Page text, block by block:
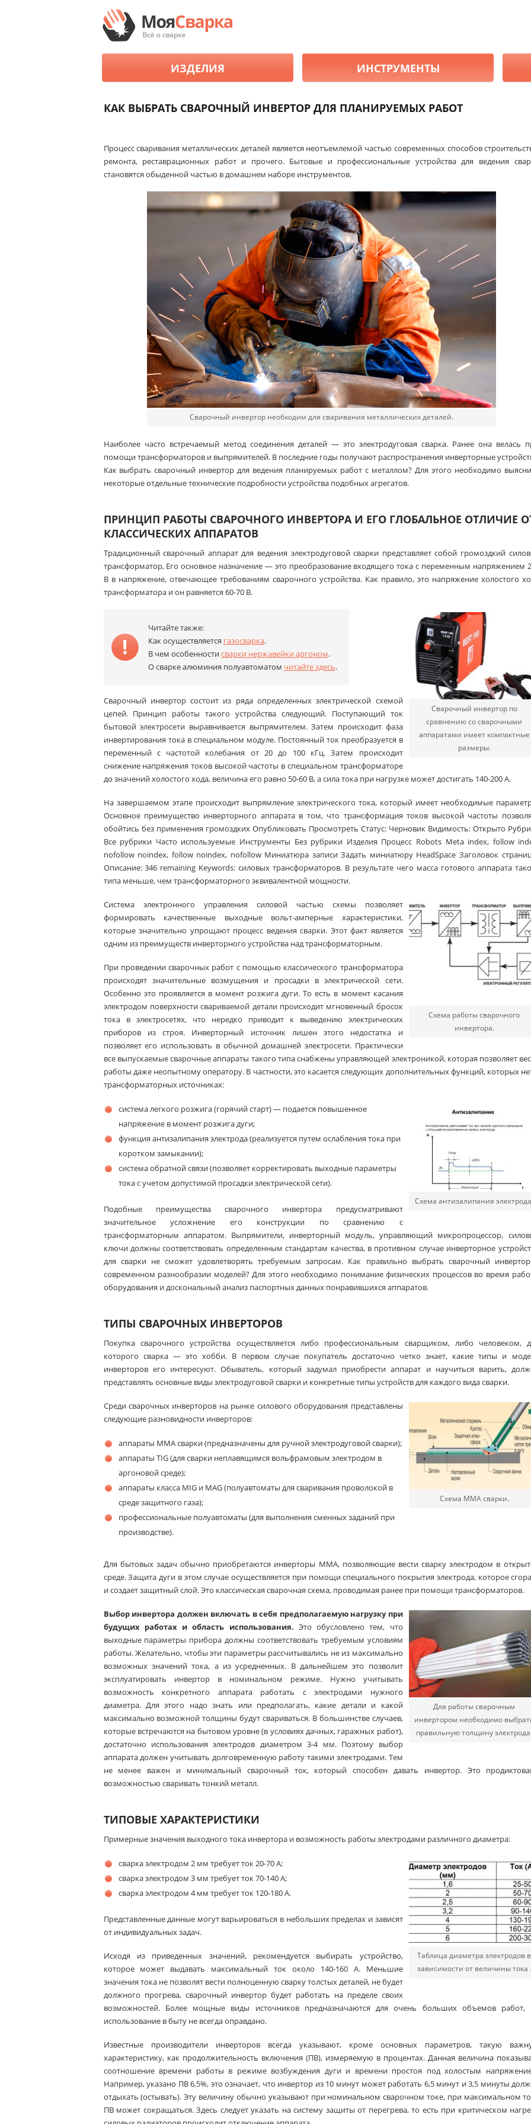
ИЗДЕЛИЯ ИНСТРУМЕНТЫ
КАК ВЫБРАТЬ СВАРОЧНЫЙ ИНВЕРТОР ДЛЯ ПЛАНИРУЕМЫХ РАБОТ
Процесс сваривания металлических деталей является неотъемлемой частью современных способов
ремонта, реставрационных работ и прочего. Бытовые и профессиональные устройства для ведения
становятся обыденной частью в домашнем наборе инструментов.
Сварочный инвертор необходим для сваривания металлических деталей.
Наиболее часто встречаемый метод соединения деталей — это электродуговая сварка. Ранее она велась
помощи трансформаторов и выпрямителей. В последние годы получают распространения инверторные
Как выбрать сварочный инвертор для ведения планируемых работ с металлом? Для этого необходимо
некоторые отдельные технические подробности устройства подобных агрегатов.
ПРИНЦИП РАБОТЫ СВАРОЧНОГО ИНВЕРТОРА И ЕГО ГЛОБАЛЬНОЕ ОТЛИЧИЕ
КЛАССИЧЕСКИХ АППАРАТОВ
Традиционный сварочный аппарат для ведения электродуговой сварки представляет собой громоздкий
трансформатор, Его основное назначение — это преобразование входящего тока с переменным напряжением
В в напряжение, отвечающее требованиям сварочного устройства. Как правило, это напряжение холостого
трансформатора и он равняется 60-70 В.
Читайте также:
Как осуществляется газосварка.
В чем особенностисварки нержавейки аргоном.
О сварке алюминия полуавтоматом читайте здесь.
Сварочный инвертор по
сравнению со сварочными
аппаратами имеет компактные
размеры.
Сварочный инвертор состоит из ряда определенных электрической схемой
цепей. Принцип работы такого устройства следующий. Поступающий ток
бытовой электросети выравнивается выпрямителем. Затем происходит фаза
инвертирования тока в специальном модуле. Постоянный ток преобразуется в
переменный с частотой колебания от 20 до 100 кГц. Затем происходит
снижение напряжения токов высокой частоты в специальном трансформаторе
до значений холостого хода, величина его равно 50-60 В, а сила тока при нагрузке может достигать 140-200 А.
На завершаемом этапе происходит выпрямление электрического тока, который имеет необходимые
Основное преимущество инверторного аппарата в том, что трансформация токов высокой частоты
обойтись без применения громоздких Опубликовать Просмотреть Статус: Черновик Видимость: Открыто
Все рубрики Часто используемые Инструменты Без рубрики Изделия Процесс Robots Meta index, follow
nofollow noindex, follow noindex, nofollow Миниатюра записи Задать миниатюру HeadSpace Заголовок
Описание: 346 remaining Keywords: силовых трансформаторов. В результате чего масса готового аппарата
типа меньше, чем трансформаторного эквивалентной мощности.
Схема работы сварочного
инвертора.
Система электронного управления силовой частью схемы позволяет
формировать качественные выходные вольт-амперные характеристики,
которые значительно упрощают процесс ведения сварки. Этот факт является
одним из преимуществ инверторного устройства над трансформаторным.
При проведении сварочных работ с помощью классического трансформатора
происходят значительные возмущения и просадки в электрической сети.
Особенно это проявляется в момент розжига дуги. То есть в момент касания
электродом поверхности свариваемой детали происходит мгновенный бросок
тока в электросетях, что нередко приводит к выведению электрических
приборов из строя. Инверторный источник лишен этого недостатка и
позволяет его использовать в обычной домашней электросети. Практически
все выпускаемые сварочные аппараты такого типа снабжены управляющей электроникой, которая позволяет
работы даже неопытному оператору. В частности, это касается следующих дополнительных функций, которых
трансформаторных источниках:
Схема антизалипания
система легкого розжига (горячий старт) — подается повышенное
напряжение в момент розжига дуги;
функция антизалипания электрода (реализуется путем ослабления тока при
коротком замыкании);
система обратной связи (позволяет корректировать выходные параметры
тока с учетом допустимой просадки электрической сети).
Подобные преимущества сварочного инвертора предусматривают
значительное усложнение его конструкции по сравнению с
трансформаторным аппаратом. Выпрямители, инверторный модуль, управляющий микропроцессор,
ключи должны соответствовать определенным стандартам качества, в противном случае инверторное
для сварки не сможет удовлетворять требуемым запросам. Как правильно выбрать сварочный
современном разнообразии моделей? Для этого необходимо понимание физических процессов во время
оборудования и доскональный анализ паспортных данных понравившихся аппаратов.
ТИПЫ СВАРОЧНЫХ ИНВЕРТОРОВ
Покупка сварочного устройства осуществляется либо профессиональным сварщиком, либо человеком,
которого сварка — это хобби. В первом случае покупатель достаточно четко знает, какие типы и
инверторов его интересуют. Обыватель, который задумал приобрести аппарат и научиться варить,
представлять основные виды электродуговой сварки и конкретные типы устройств для каждого вида сварки.
Схема MMA сварки.
Среди сварочных инверторов на рынке силового оборудования представлены
следующие разновидности инверторов:
аппараты ММА сварки (предназначены для ручной электродуговой сварки);
аппараты TIG (для сварки неплавящимся вольфрамовым электродом в
аргоновой среде);
аппараты класса MIG и MAG (полуавтоматы для сваривания проволокой в
среде защитного газа);
профессиональные полуавтоматы (для выполнения сменных заданий при
производстве).
Для бытовых задач обычно приобретаются инверторы ММА, позволяющие вести сварку электродом в
среде. Защита дуги в этом случае осуществляется при помощи специального покрытия электрода, которое
и создает защитный слой. Это классическая сварочная схема, проводимая ранее при помощи трансформаторов.
Для работы сварочным
инвертором необходимо
правильную толщину
Выбор инвертора должен включать в себя предполагаемую нагрузку при
будущих работах и область использования. Это обусловлено тем, что
выходные параметры прибора должны соответствовать требуемым условиям
работы. Желательно, чтобы эти параметры рассчитывались не из максимально
возможных значений тока, а из усредненных. В дальнейшем это позволит
эксплуатировать инвертор в номинальном режиме. Нужно учитывать
возможность конкретного аппарата работать с электродами нужного
диаметра. Для этого надо знать или предполагать, какие детали и какой
максимально возможной толщины будут свариваться. В большинстве случаев,
которые встречаются на бытовом уровне (в условиях дачных, гаражных работ),
достаточно использования электродов диаметром 3-4 мм. Поэтому выбор
аппарата должен учитывать долговременную работу такими электродами. Тем
не менее важен и минимальный сварочный ток, который способен давать инвертор. Это
возможностью сваривать тонкий металл.
ТИПОВЫЕ ХАРАКТЕРИСТИКИ
Примерные значения выходного тока инвертора и возможность работы электродами различного диаметра:
Таблица диаметра электродов в
зависимости от величины тока .
сварка электродом 2 мм требует ток 20-70 А;
сварка электродом 3 мм требует ток 70-140 А;
сварка электродом 4 мм требует ток 120-180 А.
Представленные данные могут варьироваться в небольших пределах и зависят
от индивидуальных задач.
Исходя из приведенных значений, рекомендуется выбирать устройство,
которое может выдавать максимальный ток около 140-160 А. Меньшие
значения тока не позволят вести полноценную сварку толстых деталей, не будет
должного прогрева, сварочный инвертор будет работать на пределе своих
возможностей. Более мощные виды источников предназначаются для очень больших объемов работ,
использование в быту не всегда оправдано.
Известные производители инверторов всегда указывают, кроме основных параметров, такую
характеристику, как продолжительность включения (ПВ), измеряемую в процентах. Данная величина
соотношение времени работы в режиме возбуждения дуги и времени простоя под холостым
Например, указано ПВ 6,5%, это означает, что инвертор из 10 минут может работать 6,5 минут и 3,5 минуты
отдыхать (остывать). Эту величину обычно указывают при номинальном сварочном токе, при максимальном
ПВ может сокращаться. Здесь следует указать на систему защиты от перегрева, то есть при критическом